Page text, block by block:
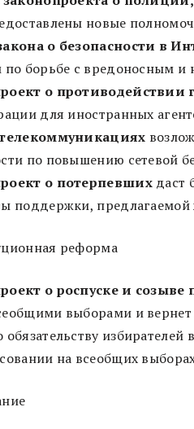
новые
о безопасности в
по борьбе с вредоносным и
о противодействии
для иностранных
по повышению сетевой
о потерпевшихдаст
поддержки,
реформа
о роспуске и созыве
выборами и
на всеобщих